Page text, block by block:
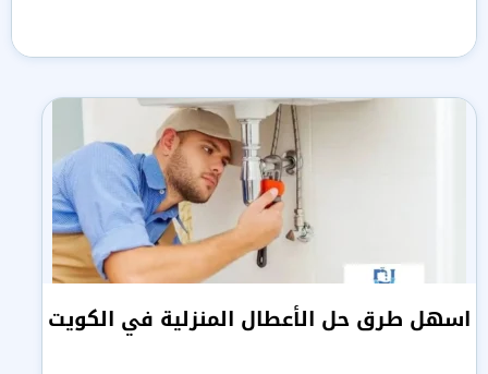
اسهل طرق حل الأعطال المنزلية في الكويت